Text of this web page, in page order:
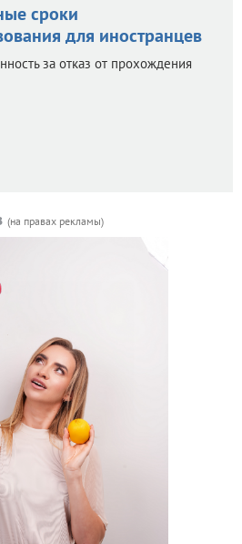
сроки
для иностранцев
за отказ от прохождения
(на правах рекламы)